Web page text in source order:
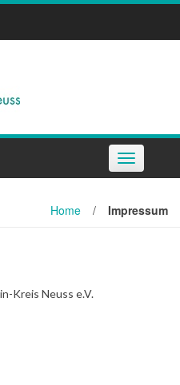
Toggle
navigation
Home / Impressum
Kreis Neuss e.V.